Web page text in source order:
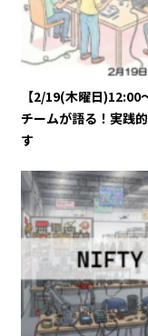
【2/19(木曜日
チームが語る！実践
す